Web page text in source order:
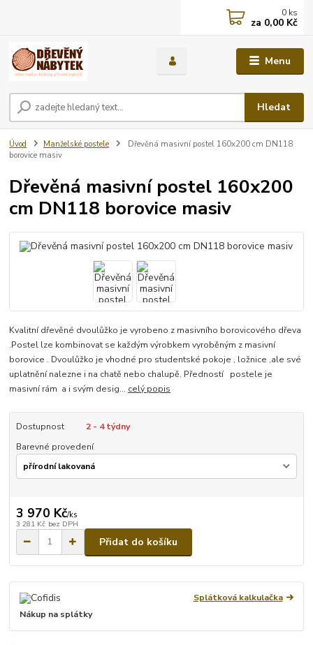
Menu
Hledat
0 ks
za 0,00 Kč
Úvod Manželské postele
Dřevěná masivní postel 160x200 cm DN118
borovice masiv
Dřevěná masivní postel 160x200
cm DN118 borovice masiv
Kvalitní dřevěné dvoulůžko je vyrobeno z masivního borovicového dřeva
.Postel lze kombinovat se každým výrobkem vyroběným z masivní
borovice . Dvoulůžko je vhodné pro studentské pokoje , ložnice ,ale své
uplatnění nalezne i na chatě nebo chalupě. Předností postele je
masivní rám a i svým desig... celý popis
Dostupnost
2 - 4 týdny
Barevné provedení
3 970 Kč/ks
3 281 Kč bez DPH
Přidat do košíku
Splátková kalkulačka
Nákup na splátky